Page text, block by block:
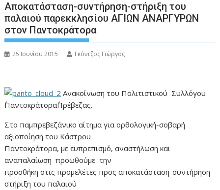
Αποκατάσταση-συντήρηση-στήριξη του
παλαιού παρεκκλησίου AΓΙΩΝ ΑΝΑΡΓΥΡΩΝ
στον Παντοκράτορα
25 Ιουνίου 2015 Γκόντζος Γιώργος
Ανακοίνωση του Πολιτιστικού Συλλόγου
΅Παντοκράτορα΅Πρέβεζας.
Στο παμπρεβεζάνικο αίτημα για ορθολογική-σοβαρή
αξιοποίηση του Κάστρου
Παντοκράτορα, με ευπρεπισμό, αναστήλωση και
αναπαλαίωση προωθούμε την
προσθήκη στις προμελέτες προς αποκατάσταση-συντήρηση-
στήριξη του παλαιού